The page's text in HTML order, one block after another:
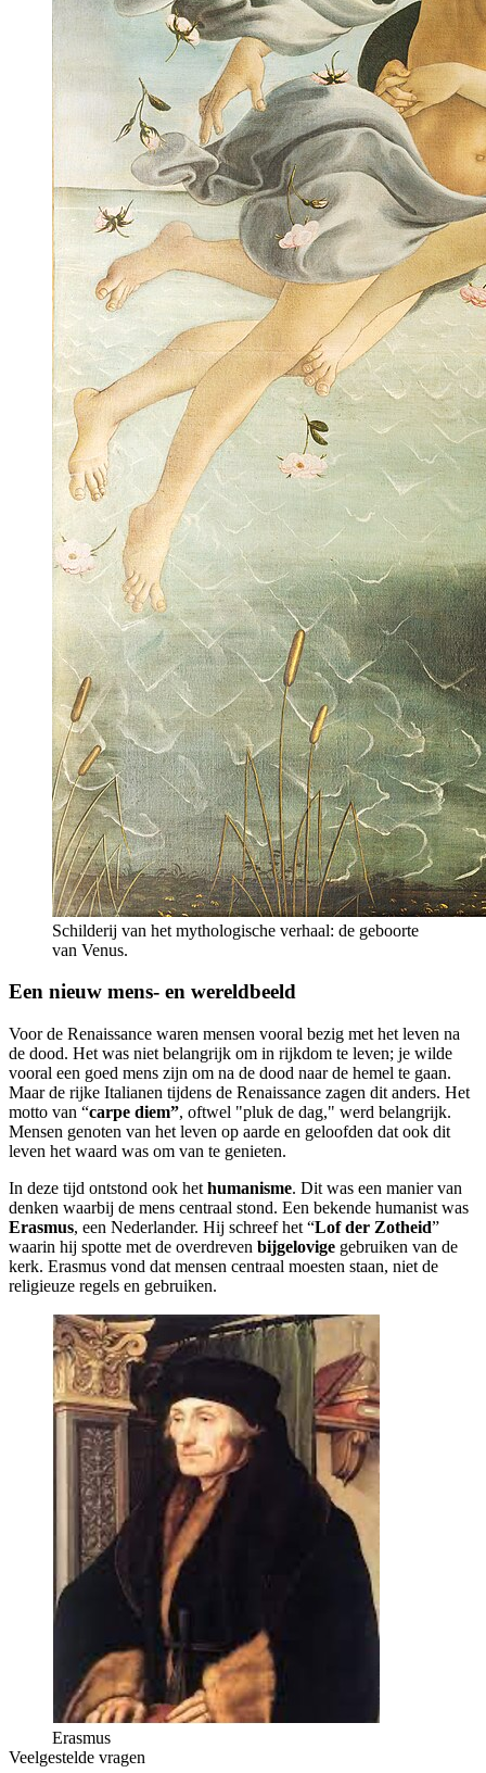
Schilderij van het mythologische verhaal: de geboorte
van Venus.
Een nieuw mens- en wereldbeeld
Voor de Renaissance waren mensen vooral bezig met het leven na
de dood. Het was niet belangrijk om in rijkdom te leven; je wilde
vooral een goed mens zijn om na de dood naar de hemel te gaan.
Maar de rijke Italianen tijdens de Renaissance zagen dit anders. Het
motto van “carpe diem”, oftwel "pluk de dag," werd belangrijk.
Mensen genoten van het leven op aarde en geloofden dat ook dit
leven het waard was om van te genieten.
In deze tijd ontstond ook het humanisme. Dit was een manier van
denken waarbij de mens centraal stond. Een bekende humanist was
Erasmus, een Nederlander. Hij schreef het “Lof der Zotheid”
waarin hij spotte met de overdreven bijgelovige gebruiken van de
kerk. Erasmus vond dat mensen centraal moesten staan, niet de
religieuze regels en gebruiken.
Erasmus
Veelgestelde vragen